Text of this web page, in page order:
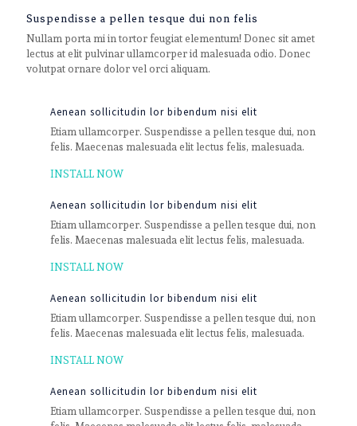
Suspendisse a pellen tesque dui non felis
Nullam porta mi in tortor feugiat elementum! Donec sit amet
lectus at elit pulvinar ullamcorper id malesuada odio. Donec
volutpat ornare dolor vel orci aliquam.
Aenean sollicitudin lor bibendum nisi elit
Etiam ullamcorper. Suspendisse a pellen tesque dui, non
felis. Maecenas malesuada elit lectus felis, malesuada.
INSTALL NOW
Aenean sollicitudin lor bibendum nisi elit
Etiam ullamcorper. Suspendisse a pellen tesque dui, non
felis. Maecenas malesuada elit lectus felis, malesuada.
INSTALL NOW
Aenean sollicitudin lor bibendum nisi elit
Etiam ullamcorper. Suspendisse a pellen tesque dui, non
felis. Maecenas malesuada elit lectus felis, malesuada.
INSTALL NOW
Aenean sollicitudin lor bibendum nisi elit
Etiam ullamcorper. Suspendisse a pellen tesque dui, non